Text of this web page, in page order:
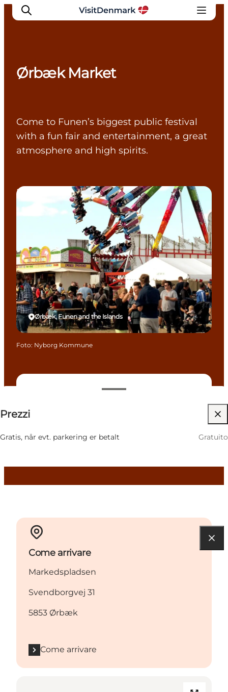
Cosa fare
Dove dormire
Pianifica il viaggio
Ørbæk Market
Come to Funen’s biggest public festival
with a fun fair and entertainment, a great
atmosphere and high spirits.
Prezzi
Gratis, når evt. parkering er betalt Gratuito
Children, Friends, My partner
Ørbæk, Funen and the Islands
Events
Foto: Nyborg Kommune
Come arrivare
Markedspladsen
Svendborgvej 31
5853 Ørbæk
Come arrivare